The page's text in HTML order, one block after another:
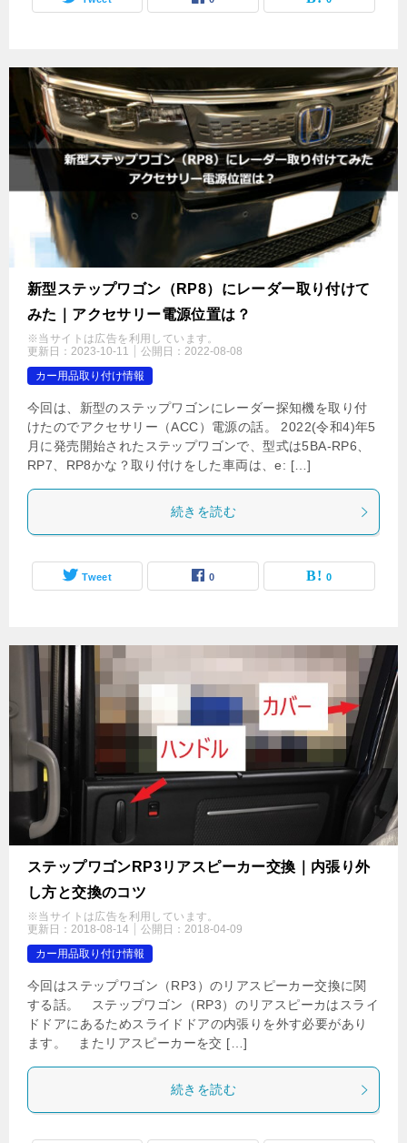
新型ステップワゴン（RP8）にレーダー取り付けて
みた｜アクセサリー電源位置は？
※当サイトは広告を利用しています。
更新日： 2023-10-11 公開日： 2022-08-08
カー用品取り付け情報
今回は、新型のステップワゴンにレーダー探知機を取り付
けたのでアクセサリー（ACC）電源の話。 2022(令和4)年5
月に発売開始されたステップワゴンで、型式は5BA-RP6、
RP7、RP8かな？取り付けをした車両は、e: […]
続きを読む
Tweet 0 0
ステップワゴンRP3リアスピーカー交換｜内張り外
し方と交換のコツ
※当サイトは広告を利用しています。
更新日： 2018-08-14 公開日： 2018-04-09
カー用品取り付け情報
今回はステップワゴン（RP3）のリアスピーカー交換に関
する話。 ステップワゴン（RP3）のリアスピーカはスライ
ドドアにあるためスライドドアの内張りを外す必要があり
ます。 またリアスピーカーを交 […]
続きを読む